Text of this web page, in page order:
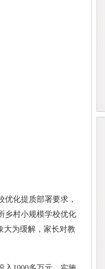
化提质部署要求，
乡村小规模学校优化
大为缓解，家长对教